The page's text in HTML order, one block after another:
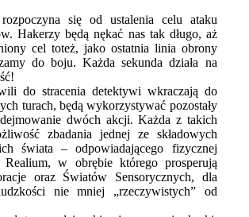
się od ustalenia celu ataku
Hakerzy będą nękać nas tak długo, aż
cel toteż, jako ostatnia linia obrony
do boju. Każda sekunda działa na
do stracenia detektywi wkraczają do
turach, będą wykorzystywać pozostały
dwóch akcji. Każda z takich
zbadania jednej ze składowych
świata – odpowiadającego fizycznej
Realium, w obrębie którego prosperują
oraz Światów Sensorycznych, dla
nie mniej „rzeczywistych” od